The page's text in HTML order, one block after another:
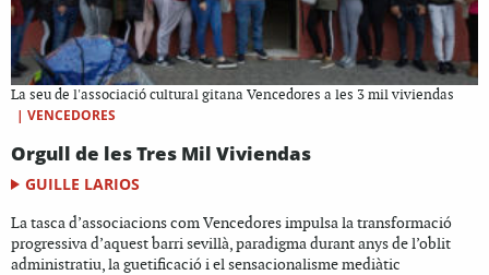
La seu de l'associació cultural gitana Vencedores a les 3 mil viviendas
| VENCEDORES
Orgull de les Tres Mil Viviendas
GUILLE LARIOS
La tasca d’associacions com Vencedores impulsa la transformació
progressiva d’aquest barri sevillà, paradigma durant anys de l’oblit
administratiu, la guetificació i el sensacionalisme mediàtic